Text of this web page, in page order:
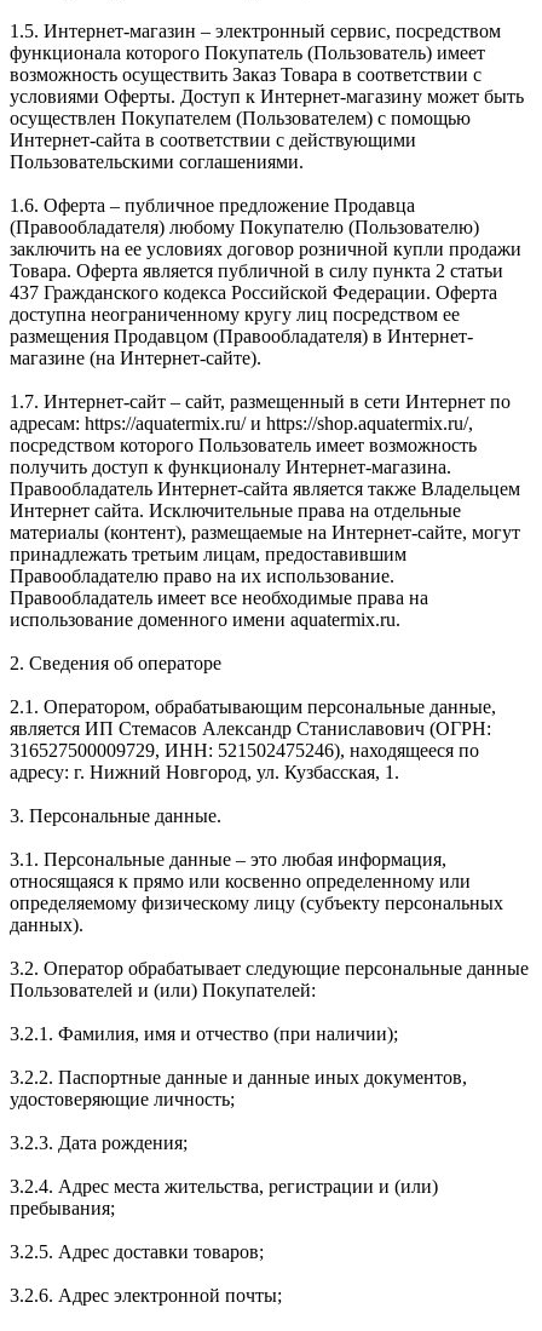
1.5. Интернет-магазин – электронный сервис, посредством
функционала которого Покупатель (Пользователь) имеет
возможность осуществить Заказ Товара в соответствии с
условиями Оферты. Доступ к Интернет-магазину может быть
осуществлен Покупателем (Пользователем) с помощью
Интернет-сайта в соответствии с действующими
Пользовательскими соглашениями.
1.6. Оферта – публичное предложение Продавца
(Правообладателя) любому Покупателю (Пользователю)
заключить на ее условиях договор розничной купли продажи
Товара. Оферта является публичной в силу пункта 2 статьи
437 Гражданского кодекса Российской Федерации. Оферта
доступна неограниченному кругу лиц посредством ее
размещения Продавцом (Правообладателя) в Интернет-
магазине (на Интернет-сайте).
1.7. Интернет-сайт – сайт, размещенный в сети Интернет по
адресам: https://aquatermix.ru/ и https://shop.aquatermix.ru/,
посредством которого Пользователь имеет возможность
получить доступ к функционалу Интернет-магазина.
Правообладатель Интернет-сайта является также Владельцем
Интернет сайта. Исключительные права на отдельные
материалы (контент), размещаемые на Интернет-сайте, могут
принадлежать третьим лицам, предоставившим
Правообладателю право на их использование.
Правообладатель имеет все необходимые права на
использование доменного имени aquatermix.ru.
2. Сведения об операторе
2.1. Оператором, обрабатывающим персональные данные,
является ИП Стемасов Александр Станиславович (ОГРН:
316527500009729, ИНН: 521502475246), находящееся по
адресу: г. Нижний Новгород, ул. Кузбасская, 1.
3. Персональные данные.
3.1. Персональные данные – это любая информация,
относящаяся к прямо или косвенно определенному или
определяемому физическому лицу (субъекту персональных
данных).
3.2. Оператор обрабатывает следующие персональные данные
Пользователей и (или) Покупателей:
3.2.1. Фамилия, имя и отчество (при наличии);
3.2.2. Паспортные данные и данные иных документов,
удостоверяющие личность;
3.2.3. Дата рождения;
3.2.4. Адрес места жительства, регистрации и (или)
пребывания;
3.2.5. Адрес доставки товаров;
3.2.6. Адрес электронной почты;